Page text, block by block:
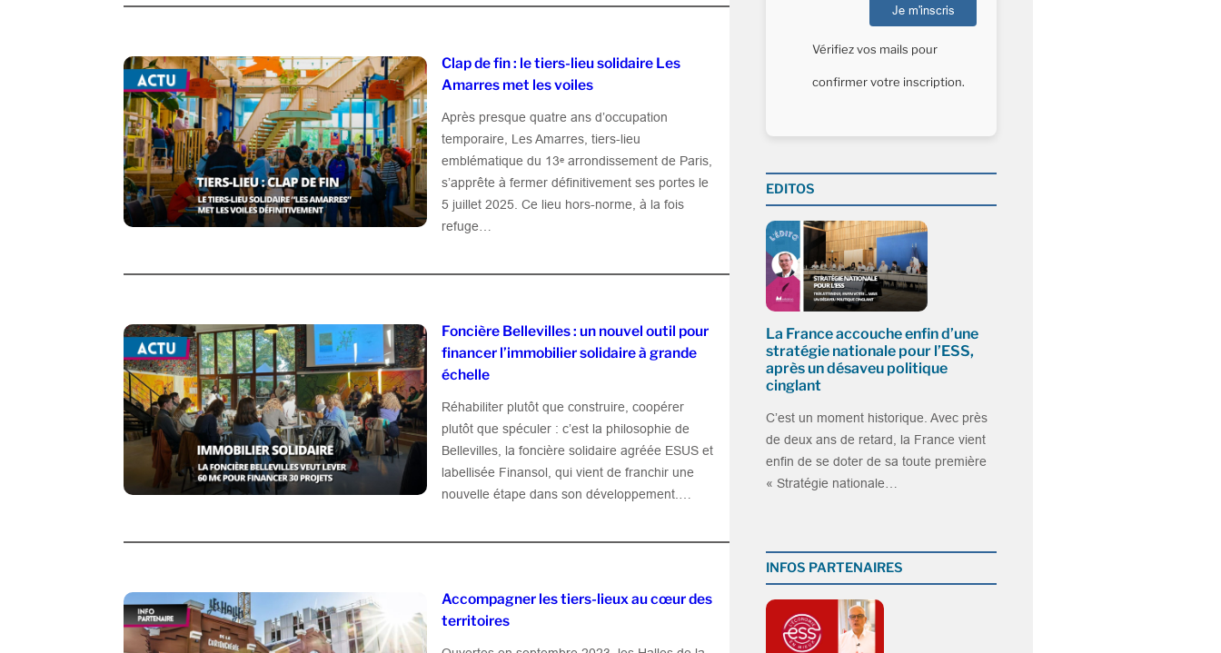
Clap de fin : le tiers-lieu solidaire Les
Amarres met les voiles
Après presque quatre ans d’occupation
temporaire, Les Amarres, tiers-lieu
emblématique du 13ᵉ arrondissement de Paris,
s’apprête à fermer définitivement ses portes le
5 juillet 2025. Ce lieu hors-norme, à la fois
refuge…
Foncière Bellevilles : un nouvel outil pour
financer l’immobilier solidaire à grande
échelle
Réhabiliter plutôt que construire, coopérer
plutôt que spéculer : c’est la philosophie de
Bellevilles, la foncière solidaire agréée ESUS et
labellisée Finansol, qui vient de franchir une
nouvelle étape dans son développement.…
Accompagner les tiers-lieux au cœur des
territoires
Vérifiez vos mails pour
confirmer votre inscription.
EDITOS
La France accouche enfin d’une
stratégie nationale pour l’ESS,
après un désaveu politique
cinglant
C’est un moment historique. Avec près
de deux ans de retard, la France vient
enfin de se doter de sa toute première
« Stratégie nationale…
INFOS PARTENAIRES